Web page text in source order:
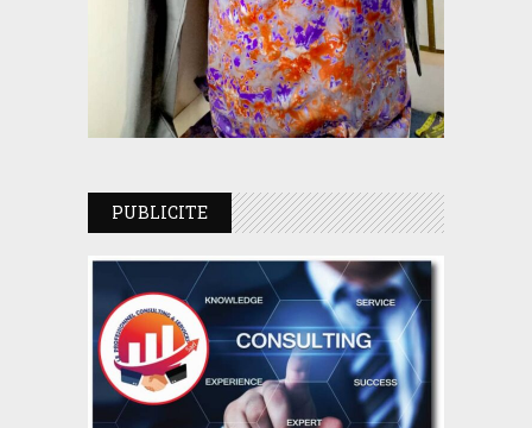
PUBLICITE